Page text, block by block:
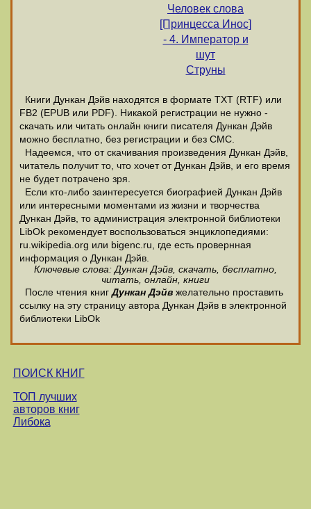
Человек слова
[Принцесса Инос]
- 4. Император и
шут
Струны
Книги Дункан Дэйв находятся в формате ТХТ (RTF) или
FB2 (EPUB или PDF). Никакой регистрации не нужно -
скачать или читать онлайн книги писателя Дункан Дэйв
можно бесплатно, без регистрации и без СМС.
Надеемся, что от скачивания произведения Дункан Дэйв,
читатель получит то, что хочет от Дункан Дэйв, и его время
не будет потрачено зря.
Если кто-либо заинтересуется биографией Дункан Дэйв
или интересными моментами из жизни и творчества
Дункан Дэйв, то администрация электронной библиотеки
LibOk рекомендует воспользоваться энциклопедиями:
ru.wikipedia.org или bigenc.ru, где есть провернная
информация о Дункан Дэйв.
Ключевые слова: Дункан Дэйв, скачать, бесплатно,
читать, онлайн, книги
После чтения книгДункан Дэйв желательно проставить
ссылку на эту страницу автора Дункан Дэйв в электронной
библиотеки LibOk
ПОИСК КНИГ
ТОП лучших
авторов книг
Либока